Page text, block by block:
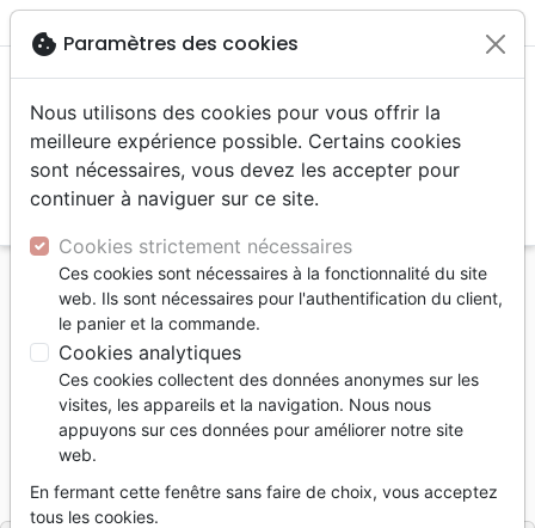
menu
Accueil Livres Personne, santé
Identité
COMMENT L'HOMME PRIE POUR SA FAMILLE
COMMENT L'HOMME PRIE POUR SA
FAMILLE
John Yates
Référence
EditeurFoi et Victoire
cookie Paramètres des cookies
Nous utilisons des cookies pour vous offrir la
meilleure expérience possible. Certains cookies
sont nécessaires, vous devez les accepter pour
continuer à naviguer sur ce site.
Cookies strictement nécessaires
Ces cookies sont nécessaires à la fonctionnalité du site
web. Ils sont nécessaires pour l'authentification du client,
le panier et la commande.
Cookies analytiques
Ces cookies collectent des données anonymes sur les
visites, les appareils et la navigation. Nous nous
appuyons sur ces données pour améliorer notre site
web.
En fermant cette fenêtre sans faire de choix, vous acceptez
tous les cookies.